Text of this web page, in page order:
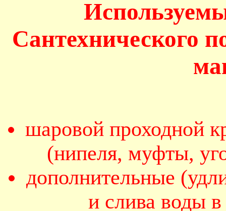
Сантехнического
шаровой проходной
(нипеля, муфты,
дополнительные
и слива воды